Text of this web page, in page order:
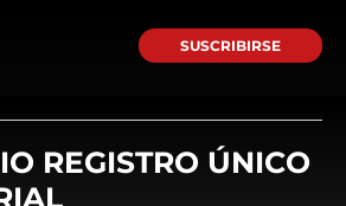
SUSCRIBIRSE
REGISTRO ÚNICO